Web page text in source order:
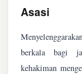
Asasi
berkala bagi
kehakiman